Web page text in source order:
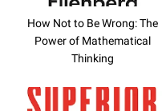
How Not to Be Wrong: The
Power of Mathematical
Thinking